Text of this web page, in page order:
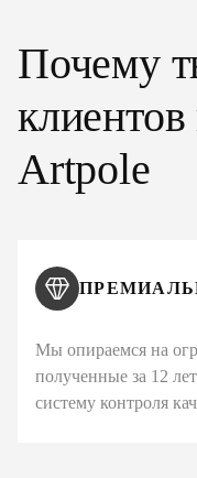
Почему
Artpole
Мы опираемся на
полученные за 12
систему контроля